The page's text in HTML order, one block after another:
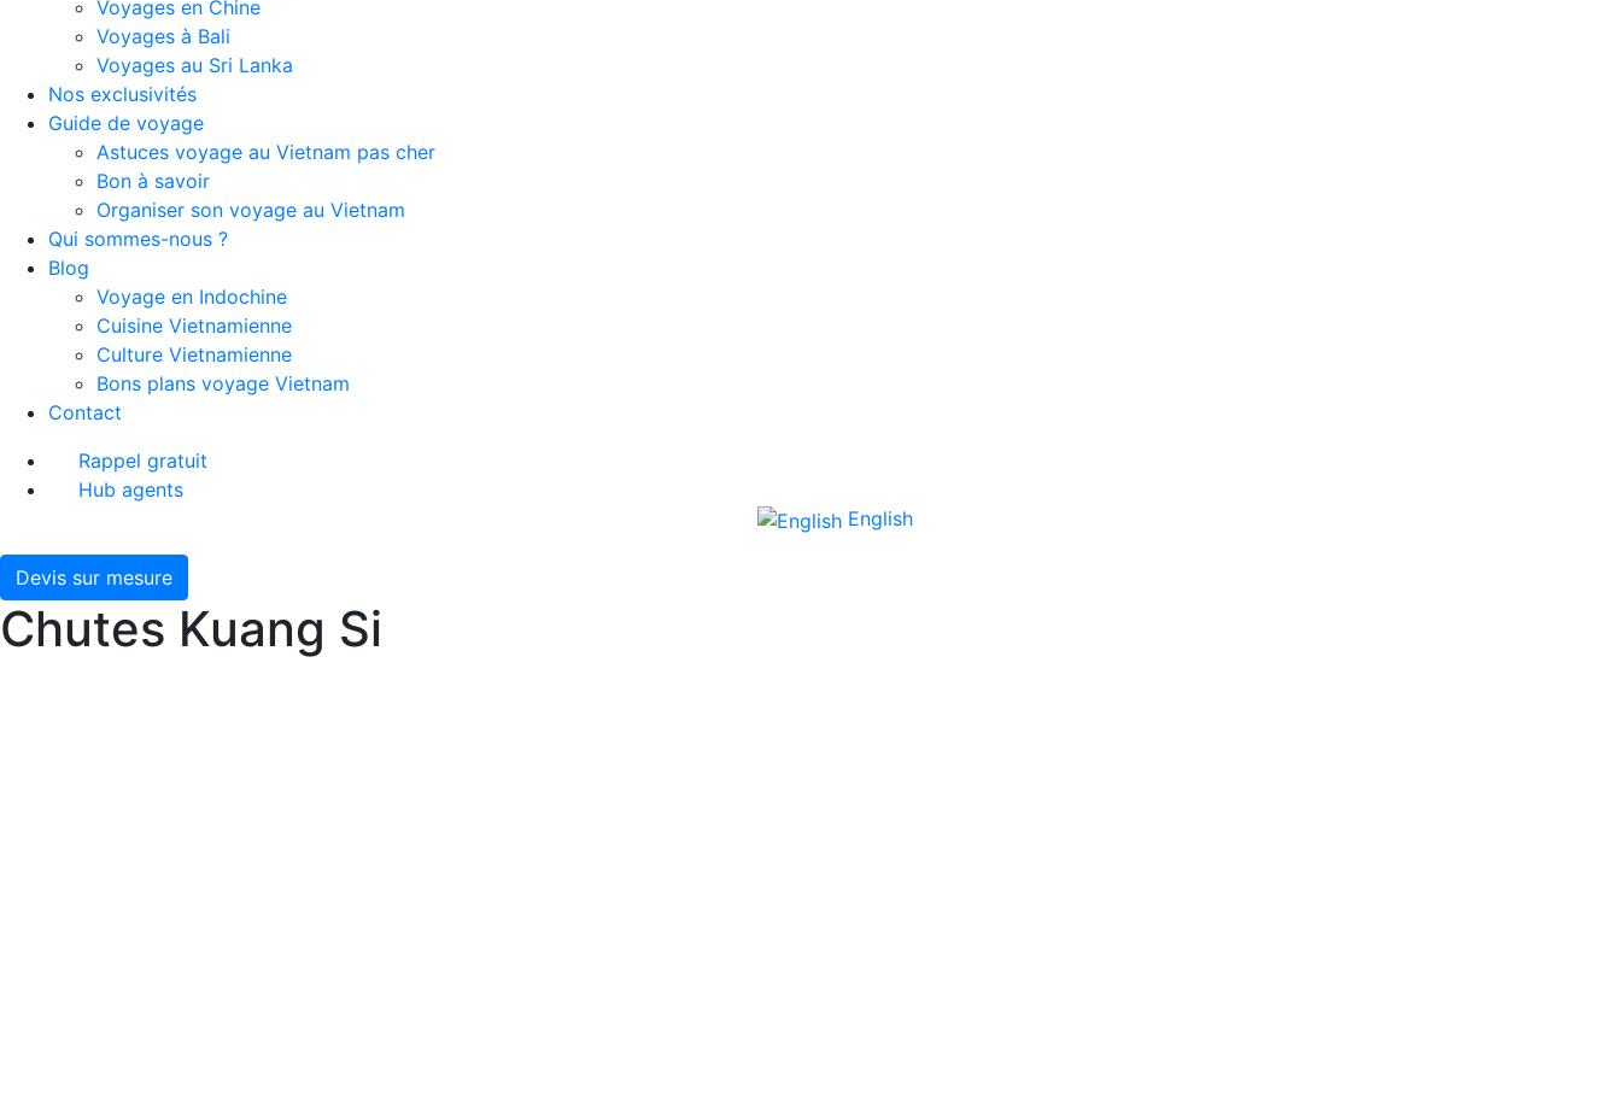
Voyages en Chine
Voyages à Bali
Voyages au Sri Lanka
Nos exclusivités
Guide de voyage
Astuces voyage au Vietnam pas cher
Bon à savoir
Organiser son voyage au Vietnam
Qui sommes-nous ?
Blog
Voyage en Indochine
Cuisine Vietnamienne
Culture Vietnamienne
Bons plans voyage Vietnam
Contact
Rappel gratuit
Hub agents
English
Devis sur mesure
Chutes Kuang Si